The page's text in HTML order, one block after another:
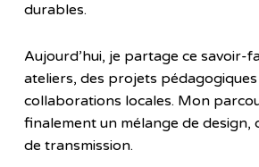
durables.
Aujourd’hui, je partage ce savoir-
ateliers, des projets
collaborations locales. Mon
finalement un mélange de design,
de transmission.